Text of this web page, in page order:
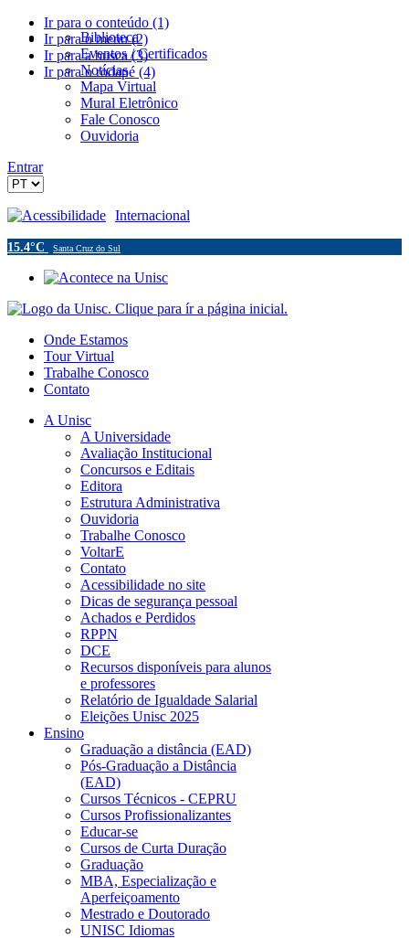
Ir para o conteúdo (1)
Ir para o menu (2)
Ir para a busca (3)
Ir para o rodapé (4)
Biblioteca
Eventos / Certificados
Notícias
Mapa Virtual
Mural Eletrônico
Fale Conosco
Ouvidoria
Entrar
Acessibilidade Internacional
15.4°C Santa Cruz do Sul
Onde Estamos
Tour Virtual
Trabalhe Conosco
Contato
A Unisc
A Universidade
Avaliação Institucional
Concursos e Editais
Editora
Estrutura Administrativa
Ouvidoria
Trabalhe Conosco
VoltarE
Contato
Acessibilidade no site
Dicas de segurança pessoal
Achados e Perdidos
RPPN
DCE
Recursos disponíveis para alunos
e professores
Relatório de Igualdade Salarial
Eleições Unisc 2025
Ensino
Graduação a distância (EAD)
Pós-Graduação a Distância
(EAD)
Cursos Técnicos - CEPRU
Cursos Profissionalizantes
Educar-se
Cursos de Curta Duração
Graduação
MBA, Especialização e
Aperfeiçoamento
Mestrado e Doutorado
UNISC Idiomas